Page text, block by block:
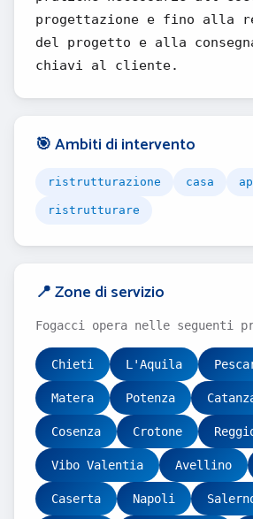
progettazione e fino alla
del progetto e alla
chiavi al cliente.
🎯 Ambiti di intervento
ristrutturazione casa
ristrutturare
📍 Zone di servizio
Fogacci opera nelle seguenti
Chieti L'Aquila
Matera Potenza
Cosenza Crotone
Vibo Valentia Avellino
Caserta Napoli